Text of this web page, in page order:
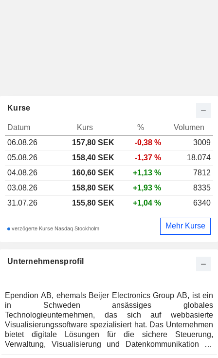
Unternehmensprofil
Ependion AB, ehemals Beijer Electronics Group AB, ist ein
in Schweden ansässiges globales
Technologieunternehmen, das sich auf webbasierte
Visualisierungssoftware spezialisiert hat. Das Unternehmen
bietet digitale Lösungen für die sichere Steuerung,
Verwaltung, Visualisierung und Datenkommunikation für
Kurse
Datum Kurs %
Volumen
06.08.26
157,80 SEK -0,38 %
3009
05.08.26
158,40 SEK -1,37 %
18.074
04.08.26
160,60 SEK +1,13 %
7812
03.08.26
158,80 SEK +1,93 %
8335
31.07.26
155,80 SEK +1,04 % 6340
verzögerte Kurse Nasdaq Stockholm Mehr Kurse